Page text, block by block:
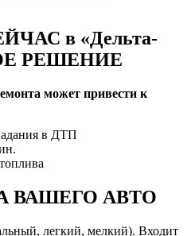
в «Дельта-
РЕШЕНИЕ
может привести к
в ДТП
ВАШЕГО АВТО
легкий, мелкий). Входит